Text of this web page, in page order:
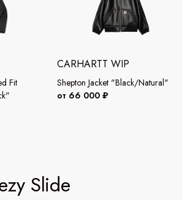
Fit
CARHARTT WIP
Shepton Jacket "Black/Natural"
от 66 000 ₽
Slide